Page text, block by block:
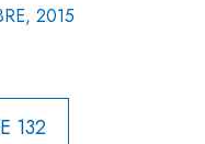
2015
132